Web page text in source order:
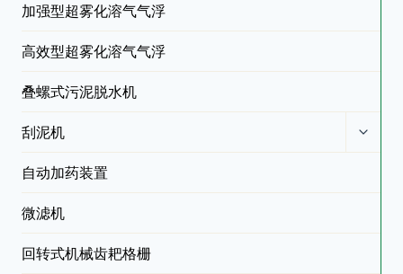
加强型超雾化溶气气浮
高效型超雾化溶气气浮
叠螺式污泥脱水机
刮泥机
自动加药装置
微滤机
回转式机械齿耙格栅